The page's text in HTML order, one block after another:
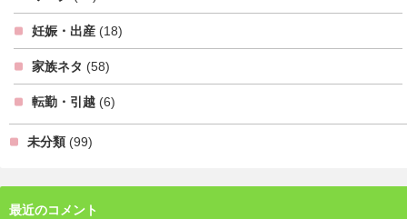
妊娠・出産 (18)
家族ネタ (58)
転勤・引越 (6)
未分類 (99)
最近のコメント